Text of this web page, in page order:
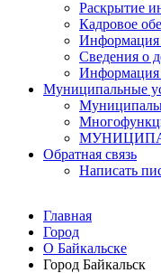
Раскрытие
Кадровое
Информация
Сведения о
Информация
Муниципальные
Обратная связь
Написать
Главная
Город
О Байкальске
Город Байкальск